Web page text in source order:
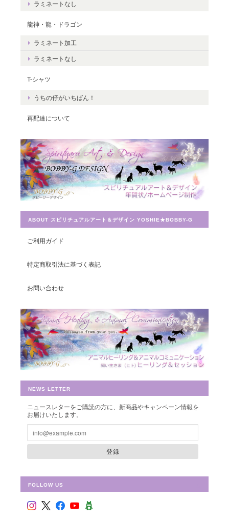
しますね。 この度は本当にどうもありがとうございました。
Magical Energy／メッセージカードch.009
2019/07/26
とても迅速に対応していただき感謝しています。 ありがとうござ
いました。
切に使わせて頂きます。
豊かさを受け取る♪豊かさ・豊かさの循環／エネルギーカード
2019/07/26
2018/10/08
ラミネートなし
龍神・龍・ドラゴン
ラミネート加工
ラミネートなし
T-シャツ
うちの仔がいちばん！
再配達について
ABOUT スピリチュアルアート＆デザイン YOSHIE★BOBBY-G
ご利用ガイド
特定商取引法に基づく表記
お問い合わせ
NEWS LETTER
ニュースレターをご購読の方に、新商品やキャンペーン情報を
お届けいたします。
登録
FOLLOW US